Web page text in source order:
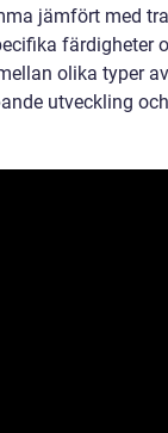
jämfört med
färdigheter
olika typer
utveckling